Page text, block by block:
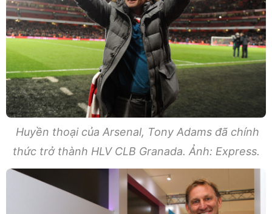
Huyền thoại của Arsenal, Tony Adams đã chính
thức trở thành HLV CLB Granada. Ảnh: Express.